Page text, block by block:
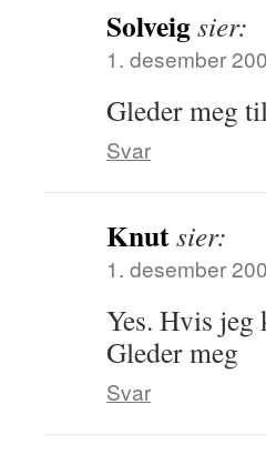
Solveigsier:
1. desember
Gleder meg
Svar
Knutsier:
1. desember
Yes. Hvis jeg
Gleder meg
Svar